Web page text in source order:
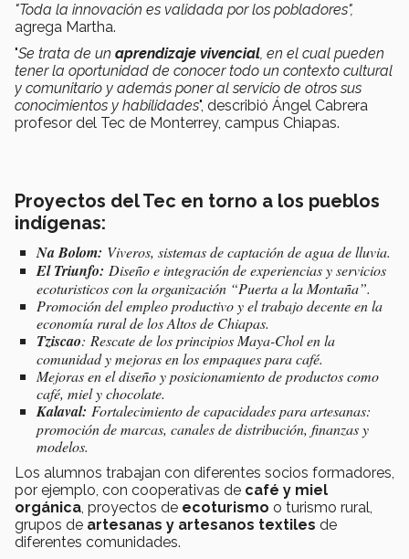
"Toda la innovación es validada por los pobladores",
agrega Martha.
"Se trata de un aprendizaje vivencial, en el cual pueden
tener la oportunidad de conocer todo un contexto cultural
y comunitario y además poner al servicio de otros sus
conocimientos y habilidades", describió Ángel Cabrera
profesor del Tec de Monterrey, campus Chiapas.
Proyectos del Tec en torno a los pueblos
indígenas:
Na Bolom: Viveros, sistemas de captación de agua de lluvia.
El Triunfo: Diseño e integración de experiencias y servicios
ecoturisticos con la organización “Puerta a la Montaña”.
Promoción del empleo productivo y el trabajo decente en la
economía rural de los Altos de Chiapas.
Tziscao: Rescate de los principios Maya-Chol en la
comunidad y mejoras en los empaques para café.
Mejoras en el diseño y posicionamiento de productos como
café, miel y chocolate.
Kalaval: Fortalecimiento de capacidades para artesanas:
promoción de marcas, canales de distribución, finanzas y
modelos.
Los alumnos trabajan con diferentes socios formadores,
por ejemplo, con cooperativas de café y miel
orgánica, proyectos de ecoturismo o turismo rural,
grupos de artesanas y artesanos textiles de
diferentes comunidades.